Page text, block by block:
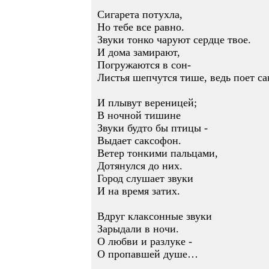
Сигарета потухла,
Но тебе все равно.
Звуки тонко чаруют сердце твое.
И дома замирают,
Погружаются в сон-
Листья шепчутся тише, ведь поет
И плывут вереницей;
В ночной тишине
Звуки будто бы птицы -
Выдает саксофон.
Ветер тонкими пальцами,
Дотянулся до них.
Город слушает звуки
И на время затих.
Вдруг клаксонные звуки
Зарыдали в ночи.
О любви и разлуке -
О пропавшей душе…